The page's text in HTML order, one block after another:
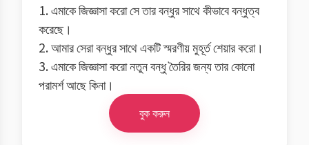
1. এমাকে জিজ্ঞাসা করো সে তার বন্ধুর সাথে কীভাবে বন্ধুত্ব
করেছে।
2. আমার সেরা বন্ধুর সাথে একটি স্মরণীয় মুহূর্ত শেয়ার করো।
3. এমাকে জিজ্ঞাসা করো নতুন বন্ধু তৈরির জন্য তার কোনো
পরামর্শ আছে কিনা।
বুক করুন